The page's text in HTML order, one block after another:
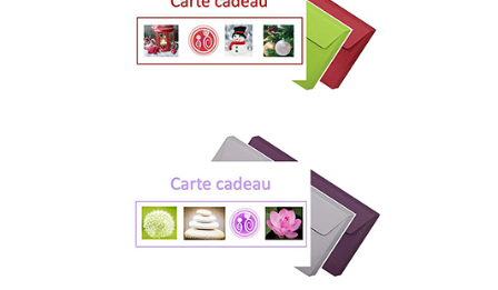
Les
options
peuvent
la
page
du